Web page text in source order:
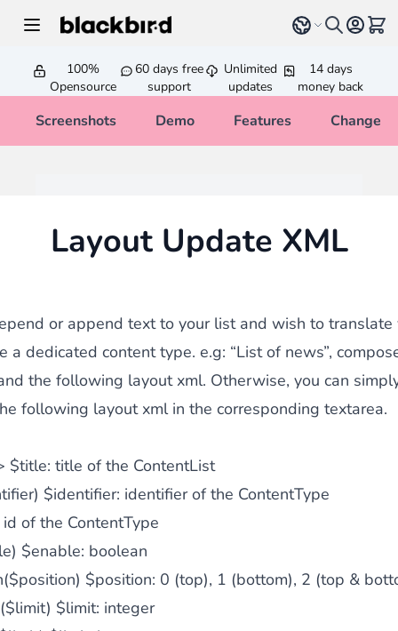
Select language
100%
Opensource
60 days free
support
Unlimited
updates
14 days
money back
Screenshots Demo Features
Layout Update XML
or append text to your list and wish to translate
a dedicated content type. e.g: “List of news”,
the following layout xml. Otherwise, you can
following layout xml in the corresponding textarea.
$title: title of the ContentList
$identifier: identifier of the ContentType
of the ContentType
$enable: boolean
$position: 0 (top), 1 (bottom), 2 (top &
$limit: integer